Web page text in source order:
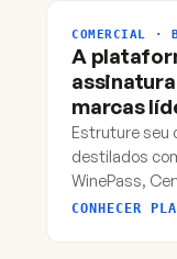
COMERCIAL ·
A
marcas
Estruture seu
destilados
WinePass,
— cobrança
CONHECER